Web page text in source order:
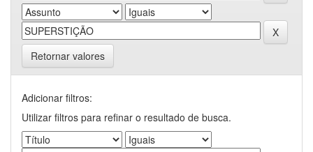
Retornar valores
Adicionar filtros:
Utilizar filtros para refinar o resultado de busca.